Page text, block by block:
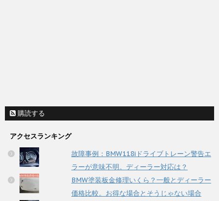
購読する
アクセスランキング
故障事例：BMW118iドライブトレーン警告エ
ラーが意味不明。ディーラー対応は？
BMW塗装板金修理いくら？一般とディーラー
価格比較。お得な場合とそうじゃない場合